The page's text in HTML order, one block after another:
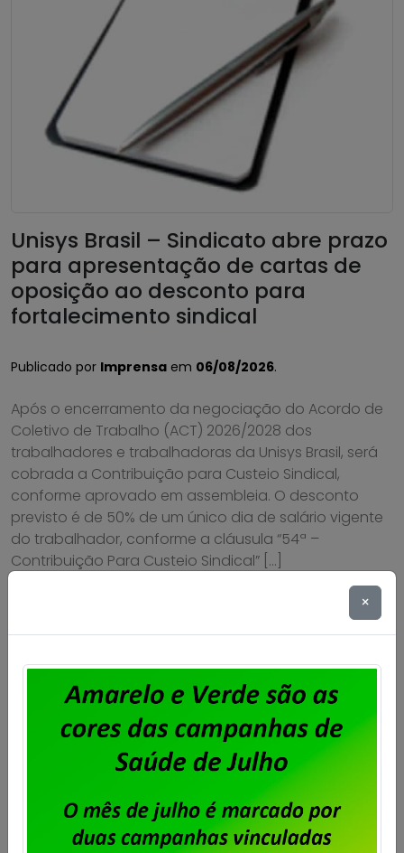
Unisys Brasil – Sindicato abre prazo
para apresentação de cartas de
oposição ao desconto para
fortalecimento sindical
Publicado por Imprensa em 06/08/2026.
Após o encerramento da negociação do Acordo de
Coletivo de Trabalho (ACT) 2026/2028 dos
trabalhadores e trabalhadoras da Unisys Brasil, será
cobrada a Contribuição para Custeio Sindical,
conforme aprovado em assembleia. O desconto
previsto é de 50% de um único dia de salário vigente
do trabalhador, conforme a cláusula “54ª –
Contribuição Para Custeio Sindical” […]
×